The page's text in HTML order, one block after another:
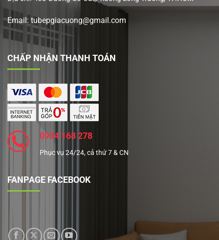
Email: tubepgiacuong@gmail.com
CHẤP NHẬN THANH TOÁN
0934 168 278
Phục vụ 24/24, cả thứ 7 & CN
FANPAGE FACEBOOK